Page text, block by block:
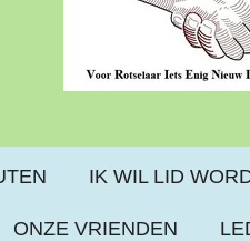
IK WIL LID
ONZE VRIENDEN